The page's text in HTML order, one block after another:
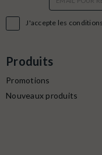
J'accepte les
Produits
Promotions
Nouveaux produits